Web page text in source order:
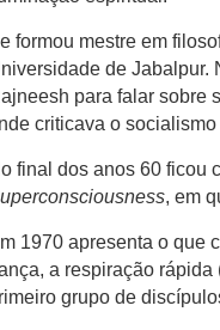
formou mestre em
de Jabalpur.
para falar sobre
criticava o
final dos anos 60 ficou
, em
1970 apresenta o que
a respiração
grupo de